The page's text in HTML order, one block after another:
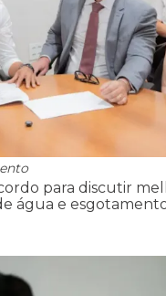
para discutir
água e